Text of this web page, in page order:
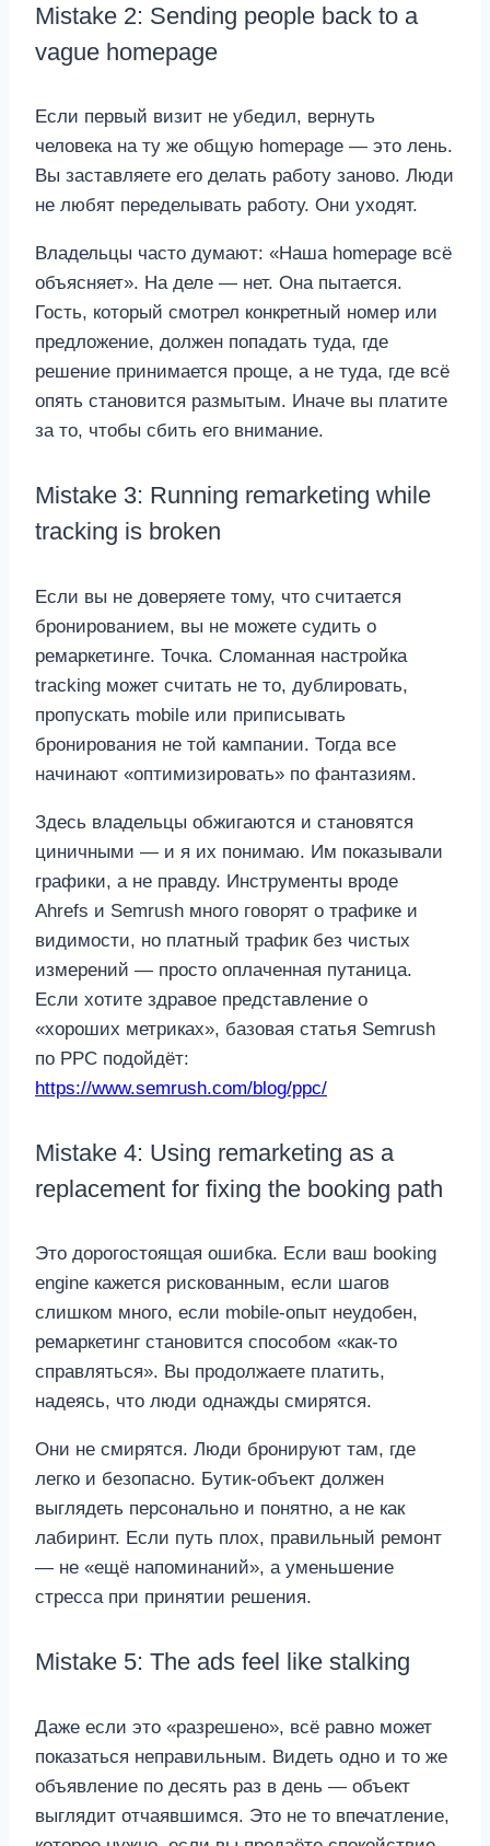
Mistake 2: Sending people back to a
vague homepage
Если первый визит не убедил, вернуть
человека на ту же общую homepage — это лень.
Вы заставляете его делать работу заново. Люди
не любят переделывать работу. Они уходят.
Владельцы часто думают: «Наша homepage всё
объясняет». На деле — нет. Она пытается.
Гость, который смотрел конкретный номер или
предложение, должен попадать туда, где
решение принимается проще, а не туда, где всё
опять становится размытым. Иначе вы платите
за то, чтобы сбить его внимание.
Mistake 3: Running remarketing while
tracking is broken
Если вы не доверяете тому, что считается
бронированием, вы не можете судить о
ремаркетинге. Точка. Сломанная настройка
tracking может считать не то, дублировать,
пропускать mobile или приписывать
бронирования не той кампании. Тогда все
начинают «оптимизировать» по фантазиям.
Здесь владельцы обжигаются и становятся
циничными — и я их понимаю. Им показывали
графики, а не правду. Инструменты вроде
Ahrefs и Semrush много говорят о трафике и
видимости, но платный трафик без чистых
измерений — просто оплаченная путаница.
Если хотите здравое представление о
«хороших метриках», базовая статья Semrush
по PPC подойдёт:
https://www.semrush.com/blog/ppc/
Mistake 4: Using remarketing as a
replacement for fixing the booking path
Это дорогостоящая ошибка. Если ваш booking
engine кажется рискованным, если шагов
слишком много, если mobile-опыт неудобен,
ремаркетинг становится способом «как-то
справляться». Вы продолжаете платить,
надеясь, что люди однажды смирятся.
Они не смирятся. Люди бронируют там, где
легко и безопасно. Бутик-объект должен
выглядеть персонально и понятно, а не как
лабиринт. Если путь плох, правильный ремонт
— не «ещё напоминаний», а уменьшение
стресса при принятии решения.
Mistake 5: The ads feel like stalking
Даже если это «разрешено», всё равно может
показаться неправильным. Видеть одно и то же
объявление по десять раз в день — объект
выглядит отчаявшимся. Это не то впечатление,